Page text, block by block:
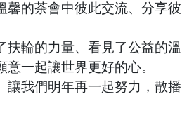
馨的茶會中彼此交流、分享彼
扶輪的力量、看見了公益的溫
一起讓世界更好的心。
讓我們明年再一起努力，散播